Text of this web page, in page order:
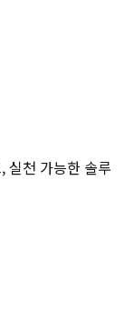
실천 가능한 솔루